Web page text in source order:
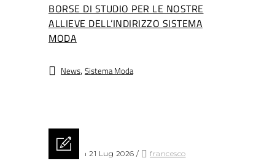
BORSE DI STUDIO PER LE NOSTRE
ALLIEVE DELL’INDIRIZZO SISTEMA
MODA
News, Sistema Moda
Posted on 21 Lug 2026 / francesco